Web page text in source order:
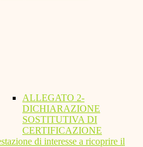
ALLEGATO 2-
DICHIARAZIONE
SOSTITUTIVA DI
CERTIFICAZIONE
di interesse a ricoprire il